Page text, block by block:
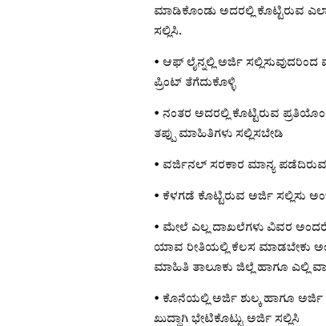
ಮಾಡಿಕೊಂಡು ಅದರಲ್ಲಿ ಕೊಟ್ಟಿರುವ
ಸಲ್ಲಿಸಿ.
• ಆಫ್ ಲೈನ್ನಲ್ಲಿ ಅರ್ಜಿ
ಪ್ರಿಂಟ್ ತೆಗೆದುಕೊಳ್ಳಿ
• ನಂತರ ಅದರಲ್ಲಿ ಕೊಟ್ಟಿರುವ
ತಪ್ಪು ಮಾಹಿತಿಗಳು ಸಲ್ಲಿಸಬೇಡಿ
• ವರ್ಜಿನಲ್ ಸರಕಾರ ಮಾನ್ಯ ಪಡೆದಿರುವ
• ಕೆಳಗಡೆ ಕೊಟ್ಟಿರುವ ಅರ್ಜಿ ಸಲ್ಲಿಸು
• ಮೇಲೆ ಎಲ್ಲ ದಾಖಲೆಗಳು ವಿವರ
ಯಾವ ರೀತಿಯಲ್ಲಿ ಕೆಲಸ ಮಾಡಬೇಕು
ಮಾಹಿತಿ ತಾಲೂಕು ಜಿಲ್ಲೆ ಹಾಗೂ ಎಲ್ಲಿ
• ಕೊನೆಯಲ್ಲಿ ಅರ್ಜಿ ಶುಲ್ಕ ಹಾಗೂ
ಖುದ್ದಾಗಿ ಭೇಟಿಕೊಟ್ಟು ಅರ್ಜಿ ಸಲ್ಲಿಸಿ